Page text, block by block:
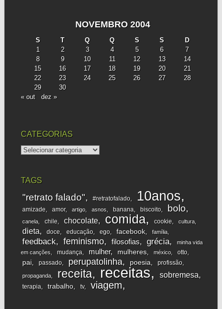
NOVEMBRO 2004
S T Q Q S S
D
1
2 3 4 5 6
7
8
9 10 11 12 13
14
15
16 17 18 19 20
21
22
23 24 25 26 27
28
29
30
« out
dez »
CATEGORIAS
categorias
TAGS
"retrato falado" #retratofalado 10anos
amizade amor artigo asnos banana biscoito bolo
canela chile chocolate comida cookie cultura
dieta doce educação ego facebook família
feedback feminismo filosofias grécia
minha vida
em canções
mudança mulher mulheres méxico otto
pai passado perupatolinha poesia profissão
propaganda receita receitas sobremesa
terapia trabalho tv viagem